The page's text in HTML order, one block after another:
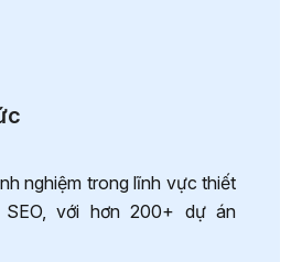
nghiệm trong lĩnh vực thiết
với hơn 200+ dự án